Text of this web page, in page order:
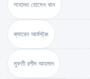
সাহাদত হোসেন খান
ক্যারেন আর্মস্ট্রং
মুফতী রশীদ আহমাদ